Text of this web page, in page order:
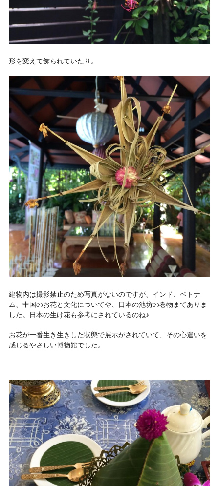
形を変えて飾られていたり。
建物内は撮影禁止のため写真がないのですが、インド、ベトナ
ム、中国のお花と文化についてや、日本の池坊の巻物までありま
した。日本の生け花も参考にされているのね♪
お花が一番生き生きした状態で展示がされていて、その心遣いを
感じるやさしい博物館でした。